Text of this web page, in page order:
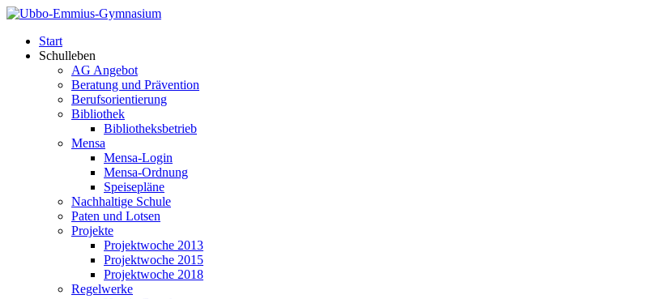
Start
Schulleben
AG Angebot
Beratung und Prävention
Berufsorientierung
Bibliothek
Bibliotheksbetrieb
Mensa
Mensa-Login
Mensa-Ordnung
Speisepläne
Nachhaltige Schule
Paten und Lotsen
Projekte
Projektwoche 2013
Projektwoche 2015
Projektwoche 2018
Regelwerke